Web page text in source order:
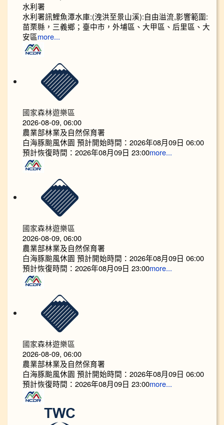
水利署
水利署訊鯉魚潭水庫:(洩洪至景山溪):自由溢流,影響範圍:
苗栗縣，三義鄉；臺中市，外埔區、大甲區、后里區、大
安區more...
國家森林遊樂區
2026-08-09, 06:00
農業部林業及自然保育署
白海豚颱風休園 預計開始時間：2026年08月09日 06:00
預計恢復時間：2026年08月09日 23:00more...
國家森林遊樂區
2026-08-09, 06:00
農業部林業及自然保育署
白海豚颱風休園 預計開始時間：2026年08月09日 06:00
預計恢復時間：2026年08月09日 23:00more...
國家森林遊樂區
2026-08-09, 06:00
農業部林業及自然保育署
白海豚颱風休園 預計開始時間：2026年08月09日 06:00
預計恢復時間：2026年08月09日 23:00more...